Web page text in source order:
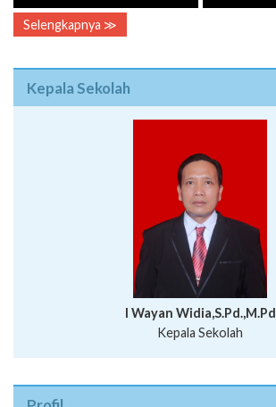
Selengkapnya ≫
Kepala Sekolah
I Wayan Widia,S.Pd.,M.Pd
Kepala Sekolah